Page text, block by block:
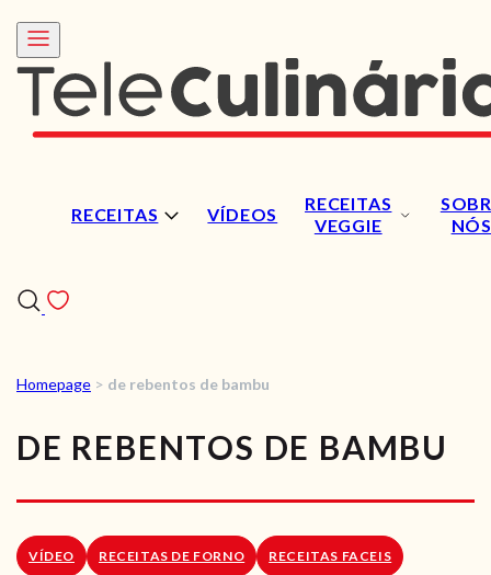
RECEITAS VÍDEOS
RECEITAS
VEGGIE
NÓS
RECEITAS
VÍDEOS
RECEITAS VEGGIE
SOBRE NÓS
Homepage > de rebentos de bambu
DE REBENTOS DE BAMBU
VÍDEO RECEITAS DE FORNO RECEITAS FACEIS